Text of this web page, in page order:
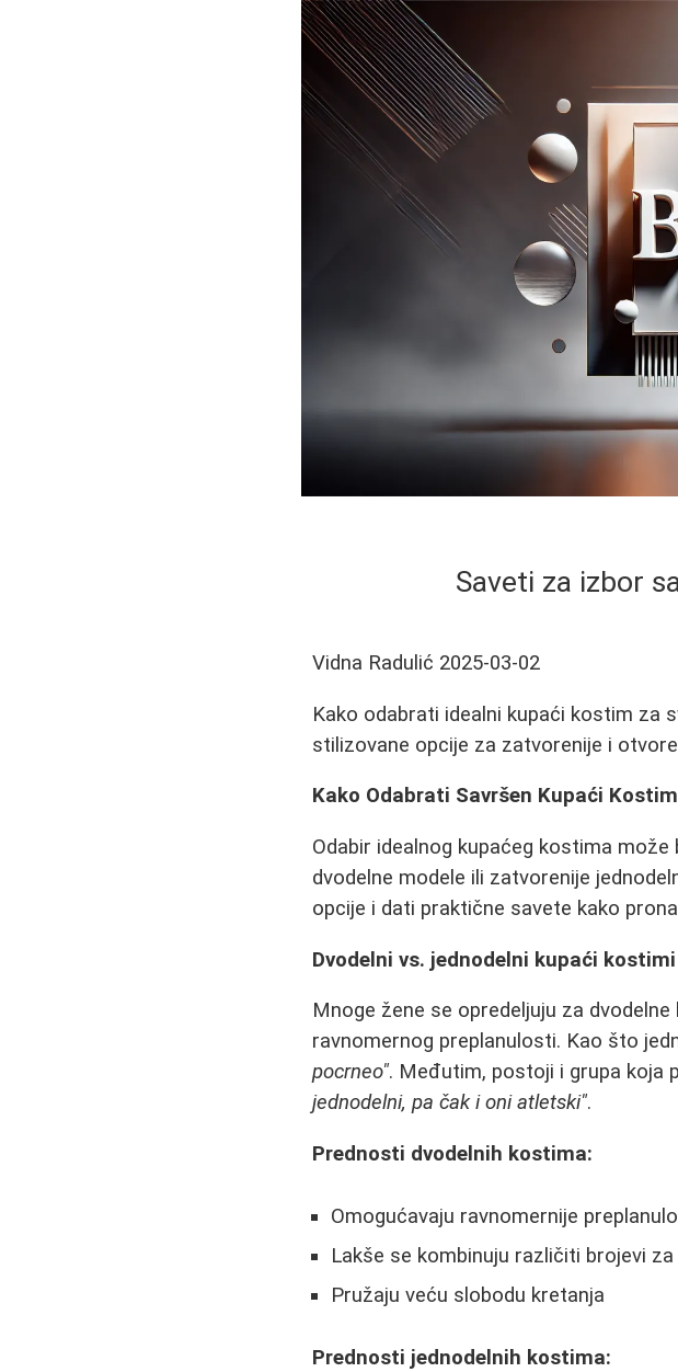
Saveti za izbor
Vidna Radulić 2025-03-02
Kako odabrati idealni kupaći kostim za
stilizovane opcije za zatvorenije i
Kako Odabrati Savršen Kupaći
Odabir idealnog kupaćeg kostima
dvodelne modele ili zatvorenije
opcije i dati praktične savete kako
Dvodelni vs. jednodelni kupaći kostimi
Mnoge žene se opredeljuju za
ravnomernog preplanulosti. Kao što
pocrneo". Međutim, postoji i grupa koja
jednodelni, pa čak i oni atletski".
Prednosti dvodelnih kostima:
Omogućavaju ravnomernije
Lakše se kombinuju različiti brojevi
Pružaju veću slobodu kretanja
Prednosti jednodelnih kostima: